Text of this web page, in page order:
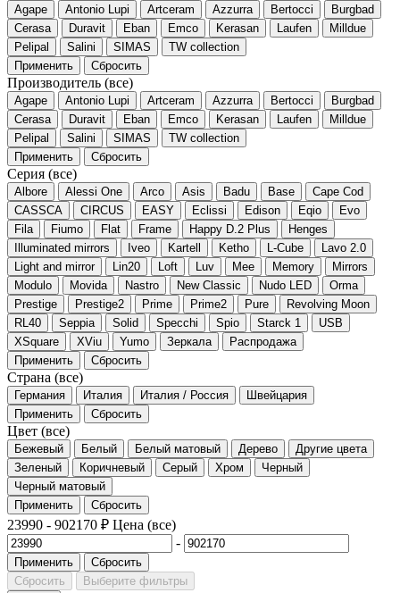
Agape Antonio Lupi Artceram Azzurra Bertocci
Burgbad
Cerasa
Duravit Eban Emco Kerasan Laufen
Milldue
Pelipal
Salini SIMAS
TW collection
Применить
Сбросить
Производитель (все)
Agape Antonio Lupi Artceram Azzurra Bertocci
Burgbad
Cerasa
Duravit Eban Emco Kerasan Laufen
Milldue
Pelipal
Salini SIMAS
TW collection
Применить
Сбросить
Серия (все)
Albore Alessi One Arco Asis Badu Base
Cape Cod
CASSCA
CIRCUS EASY Eclissi Edison Eqio
Evo
Fila
Fiumo Flat Frame Happy D.2 Plus
Henges
Illuminated mirrors
Iveo Kartell Ketho L-Cube
Lavo 2.0
Light and mirror
Lin20 Loft Luv Mee Memory
Mirrors
Modulo
Movida Nastro New Classic Nudo LED
Orma
Prestige
Prestige2 Prime Prime2 Pure
Revolving Moon
RL40
Seppia Solid Specchi Spio Starck 1
USB
XSquare
XViu Yumo Зеркала
Распродажа
Применить
Сбросить
Страна (все)
Германия Италия Италия / Россия
Швейцария
Применить
Сбросить
Цвет (все)
Бежевый Белый Белый матовый Дерево
Другие цвета
Зеленый
Коричневый Серый Хром
Черный
Черный матовый
Применить
Сбросить
23990 - 902170 ₽ Цена (все)
-
Применить
Сбросить
Сбросить
Выберите фильтры